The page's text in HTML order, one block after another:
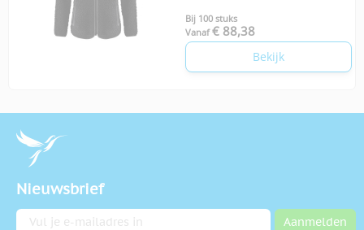
Bij 100 stuks
Vanaf € 88,38
Bekijk
Nieuwsbrief
E-mailadres Aanmelden